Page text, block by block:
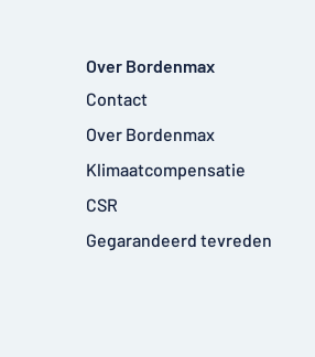
Over Bordenmax
Contact
Over Bordenmax
Klimaatcompensatie
CSR
Gegarandeerd tevreden